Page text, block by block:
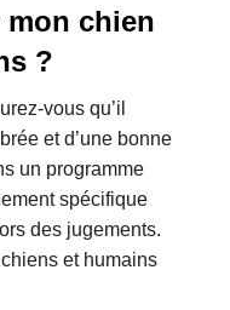
mon chien
?
vous qu’il
et d’une bonne
un programme
spécifique
des jugements.
et humains